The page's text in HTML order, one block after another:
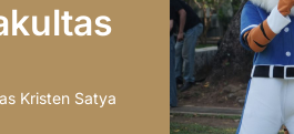
Kristen Satya